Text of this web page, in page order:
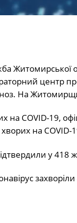
Житомирської
центр
На
на COVID-19,
на COVID-
у 418